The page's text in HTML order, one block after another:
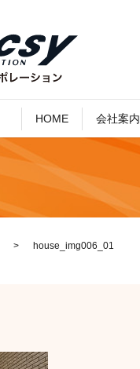
HOME 会社案内
house_img006_01